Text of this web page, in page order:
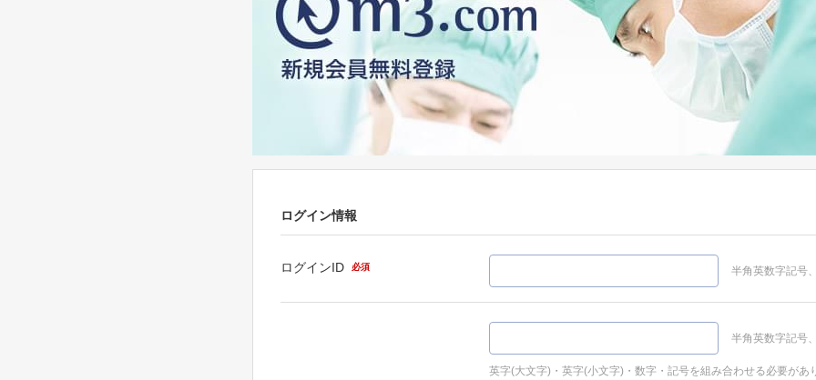
ログイン情報
ログインID 必須 半角英数字記号
半角英数字記号
英字(大文字)・英字(小文字)・数字・記号を組み合わせる必要があ